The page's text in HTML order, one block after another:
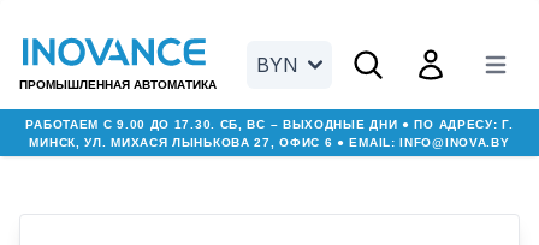
ПРОМЫШЛЕННАЯ АВТОМАТИКА
BYN Open search menu
Open user
Open
РАБОТАЕМ С 9.00 ДО 17.30. СБ, ВС – ВЫХОДНЫЕ ДНИ ● ПО АДРЕСУ: Г.
МИНСК, УЛ. МИХАСЯ ЛЫНЬКОВА 27, ОФИС 6 ● EMAIL:INFO@INOVA.BY